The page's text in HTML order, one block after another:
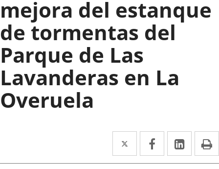
mejora del estanque
de tormentas del
Parque de Las
Lavanderas en La
Overuela
Twitter
Enlace
a
Facebook
Enlace
a
Enlace
a